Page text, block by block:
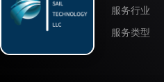
服务行业
服务类型